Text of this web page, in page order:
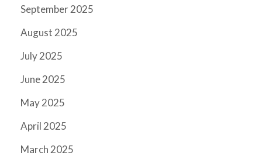
September 2025
August 2025
July 2025
June 2025
May 2025
April 2025
March 2025